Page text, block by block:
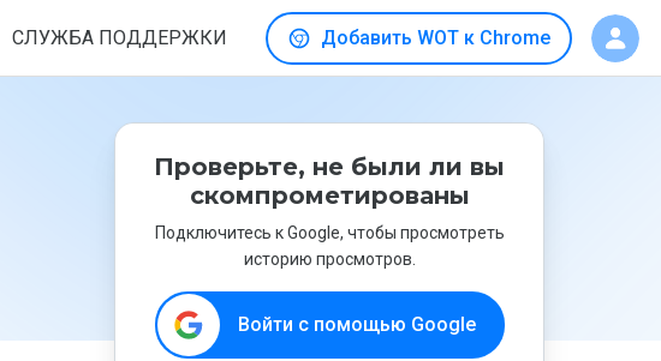
СЛУЖБА ПОДДЕРЖКИ Добавить WOT к Chrome
Проверьте, не были ли вы
скомпрометированы
Подключитесь к Google, чтобы просмотреть
историю просмотров.
Войти с помощью Google